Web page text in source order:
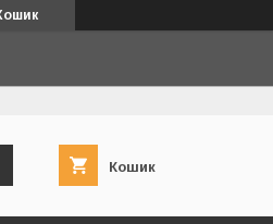
Кошик